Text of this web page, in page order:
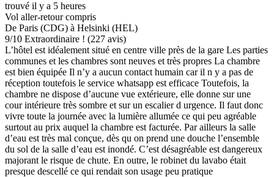
trouvé il y a 5 heures
Vol aller-retour compris
De Paris (CDG) à Helsinki (HEL)
9/10 Extraordinaire ! (227 avis)
L’hôtel est idéalement situé en centre ville près de la gare Les parties
communes et les chambres sont neuves et très propres La chambre
est bien équipée Il n’y a aucun contact humain car il n y a pas de
réception toutefois le service whatsapp est efficace Toutefois, la
chambre ne dispose d’aucune vue extérieure, elle donne sur une
cour intérieure très sombre et sur un escalier d urgence. Il faut donc
vivre toute la journée avec la lumière allumée ce qui peu agréable
surtout au prix auquel la chambre est facturée. Par ailleurs la salle
d’eau est très mal conçue, dès qu on prend une douche l’ensemble
du sol de la salle d’eau est inondé. C’est désagréable est dangereux
majorant le risque de chute. En outre, le robinet du lavabo était
presque descellé ce qui rendait son usage peu pratique